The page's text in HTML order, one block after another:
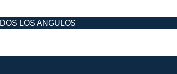
LOS ÁNGULOS